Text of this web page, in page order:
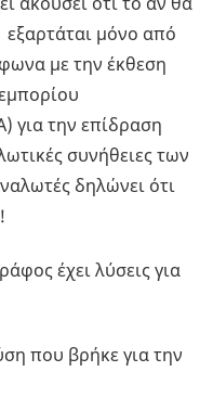
μόνο από
με την έκθεση
για την επίδραση
συνήθειες των
δηλώνει ότι
έχει λύσεις για
που βρήκε για την